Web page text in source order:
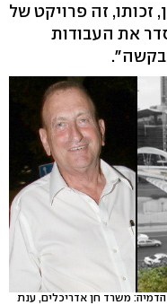
זכותו, זה פרויקט של
את העבודות
הדמיה: משרד חן אדריכלים, ענת